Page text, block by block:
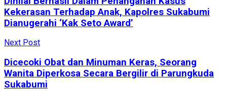
Kekerasan Terhadap Anak, Kapolres Sukabumi
Dianugerahi ‘Kak Seto Award’
Next Post
Dicecoki Obat dan Minuman Keras, Seorang
Wanita Diperkosa Secara Bergilir di Parungkuda
Sukabumi